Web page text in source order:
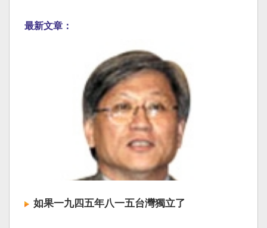
最新文章：
如果一九四五年八一五台灣獨立了